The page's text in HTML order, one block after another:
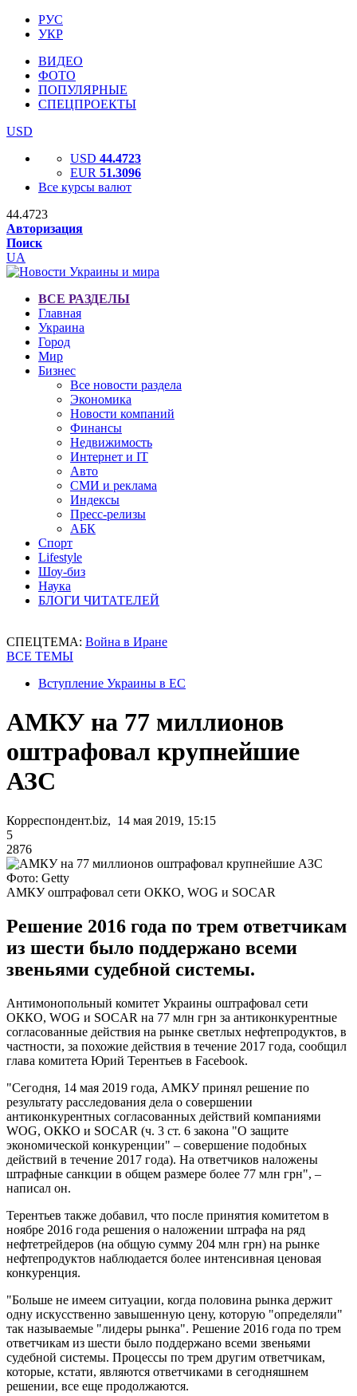
РУС
УКР
ВИДЕО
ФОТО
ПОПУЛЯРНЫЕ
СПЕЦПРОЕКТЫ
USD
USD 44.4723
EUR 51.3096
Все курсы валют
44.4723
Авторизация
Поиск
UA
ВСЕ РАЗДЕЛЫ
Главная
Украина
Город
Мир
Бизнес
Все новости раздела
Экономика
Новости компаний
Финансы
Недвижимость
Интернет и IT
Авто
СМИ и реклама
Индексы
Пресс-релизы
АБК
Спорт
Lifestyle
Шоу-биз
Наука
БЛОГИ ЧИТАТЕЛЕЙ
СПЕЦТЕМА: Война в Иране
ВСЕ ТЕМЫ
Вступление Украины в ЕС
АМКУ на 77 миллионов
оштрафовал крупнейшие
АЗС
Корреспондент.biz, 14 мая 2019, 15:15
5
2876
Фото: Getty
АМКУ оштрафовал сети ОККО, WOG и SOCAR
Решение 2016 года по трем ответчикам
из шести было поддержано всеми
звеньями судебной системы.
Антимонопольный комитет Украины оштрафовал сети
ОККО, WOG и SOCAR на 77 млн грн за антиконкурентные
согласованные действия на рынке светлых нефтепродуктов, в
частности, за похожие действия в течение 2017 года, сообщил
глава комитета Юрий Терентьев в Facebook.
"Сегодня, 14 мая 2019 года, АМКУ принял решение по
результату расследования дела о совершении
антиконкурентных согласованных действий компаниями
WOG, ОККО и SOCAR (ч. 3 ст. 6 закона "О защите
экономической конкуренции" – совершение подобных
действий в течение 2017 года). На ответчиков наложены
штрафные санкции в общем размере более 77 млн грн", –
написал он.
Терентьев также добавил, что после принятия комитетом в
ноябре 2016 года решения о наложении штрафа на ряд
нефтетрейдеров (на общую сумму 204 млн грн) на рынке
нефтепродуктов наблюдается более интенсивная ценовая
конкуренция.
"Больше не имеем ситуации, когда половина рынка держит
одну искусственно завышенную цену, которую "определяли"
так называемые "лидеры рынка". Решение 2016 года по трем
ответчикам из шести было поддержано всеми звеньями
судебной системы. Процессы по трем другим ответчикам,
которые, кстати, являются ответчиками в сегодняшнем
решении, все еще продолжаются.